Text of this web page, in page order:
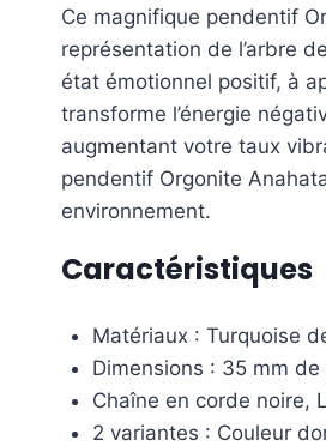
Ce magnifique pendentif
représentation de l’arbre
état émotionnel positif, à
transforme l’énergie
augmentant votre taux
pendentif Orgonite
environnement.
Caractéristiques
Matériaux : Turquoise
Dimensions : 35 mm
Chaîne en corde noire,
2 variantes : Couleur